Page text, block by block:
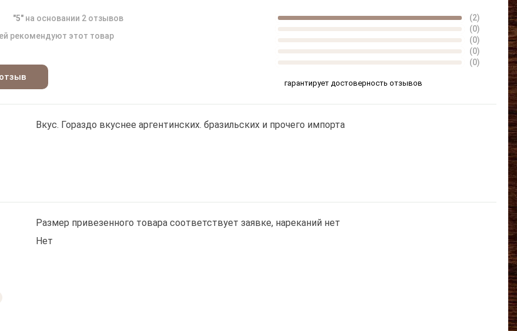
"5" на основании 2 отзывов
рекомендуют этот товар
(2)
(0)
(0)
(0)
(0)
гарантирует достоверность отзывов
Вкус. Гораздо вкуснее аргентинских. бразильских и прочего импорта
Размер привезенного товара соответствует заявке, нареканий нет
Нет